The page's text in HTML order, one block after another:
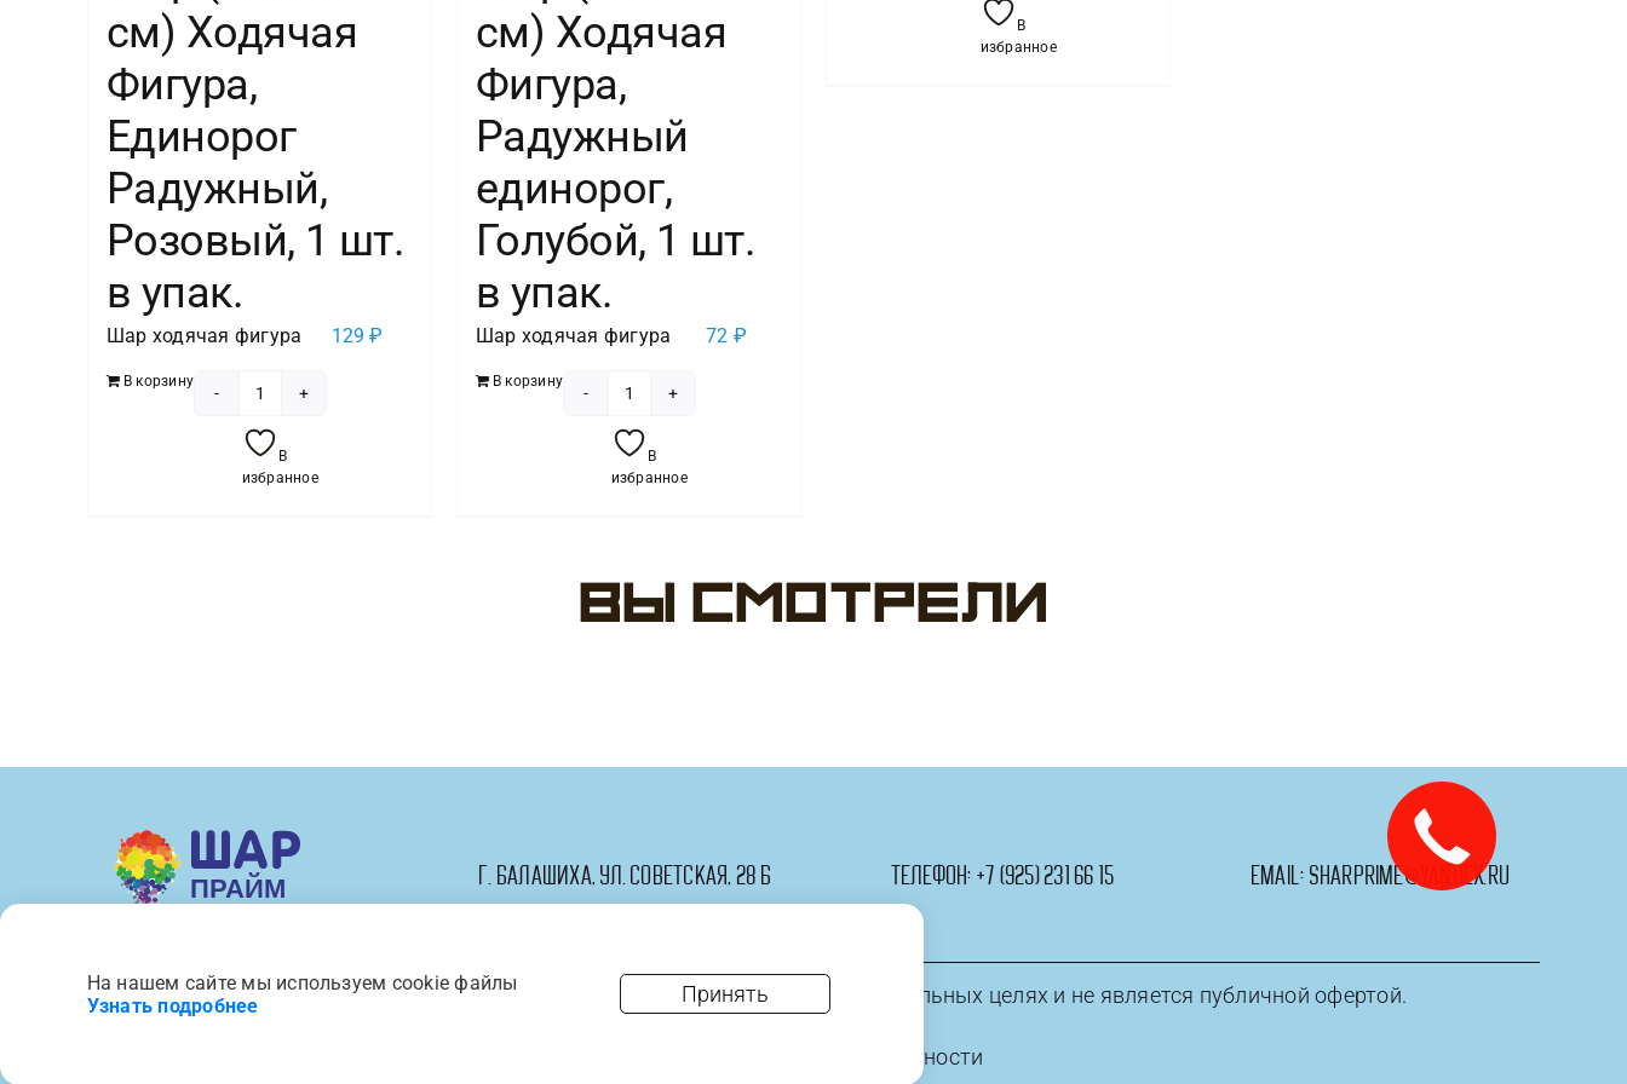
см) Ходячая
Фигура,
Единорог
Радужный,
Розовый, 1 шт.
в упак.
Шар ходячая фигура 129₽
В корзину
товара
Шар
шт.
упак.
В
избранное
см) Ходячая
Фигура,
Радужный
единорог,
Голубой, 1 шт.
в упак.
Шар ходячая фигура 72 ₽
В корзину
товара
Шар
Фигура,
шт.
В
избранное
В
избранное
Вы смотрели
г. Балашиха, ул. Советская, 28 Б телефон: +7 (925) 231 66 15 email: sharprime@yandex.ru
Вся представленная на сайте информация приведена в ознакомительных целях и не является публичной офертой.
* политика конфиденциальности
На нашем сайте мы используем cookie файлы
Узнать подробнее
Принять